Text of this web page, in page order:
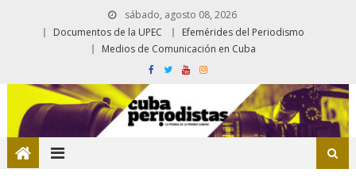
sábado, agosto 08, 2026
Documentos de la UPEC
Efemérides del Periodismo
Medios de Comunicación en Cuba